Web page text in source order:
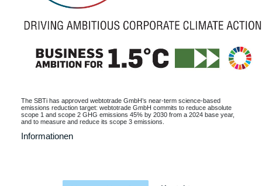
The SBTi has approved webtotrade GmbH’s near-term science-based
emissions reduction target: webtotrade GmbH commits to reduce absolute
scope 1 and scope 2 GHG emissions 45% by 2030 from a 2024 base year,
and to measure and reduce its scope 3 emissions.
Informationen